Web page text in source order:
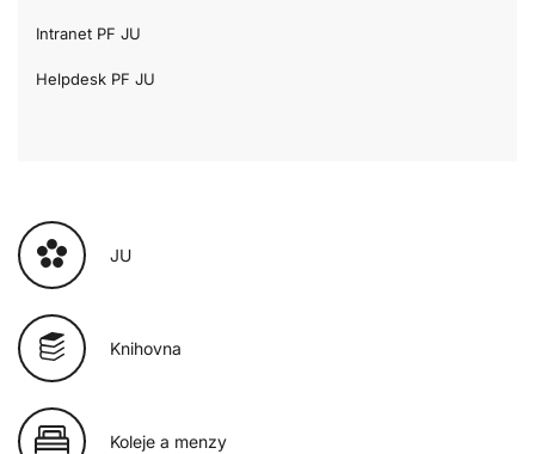
Intranet PF JU
Helpdesk PF JU
JU
Knihovna
Koleje a menzy